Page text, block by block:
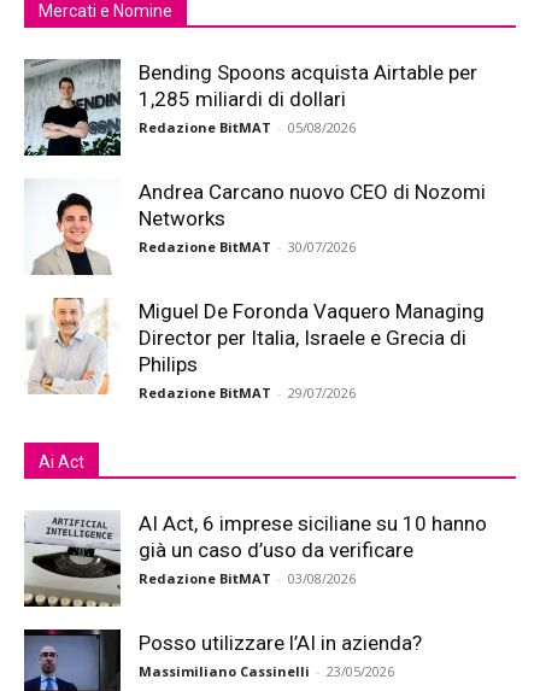
Mercati e Nomine
Bending Spoons acquista Airtable per
1,285 miliardi di dollari
Redazione BitMAT - 05/08/2026
Andrea Carcano nuovo CEO di Nozomi
Networks
Redazione BitMAT - 30/07/2026
Miguel De Foronda Vaquero Managing
Director per Italia, Israele e Grecia di
Philips
Redazione BitMAT - 29/07/2026
Ai Act
AI Act, 6 imprese siciliane su 10 hanno
già un caso d’uso da verificare
Redazione BitMAT - 03/08/2026
Posso utilizzare l’AI in azienda?
Massimiliano Cassinelli - 23/05/2026